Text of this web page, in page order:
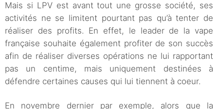
Mais si LPV est avant tout une grosse société, ses
activités ne se limitent pourtant pas qu’à tenter de
réaliser des profits. En effet, le leader de la vape
française souhaite également profiter de son succès
afin de réaliser diverses opérations ne lui rapportant
pas un centime, mais uniquement destinées à
défendre certaines causes qui lui tiennent à coeur.
En novembre dernier par exemple, alors que la